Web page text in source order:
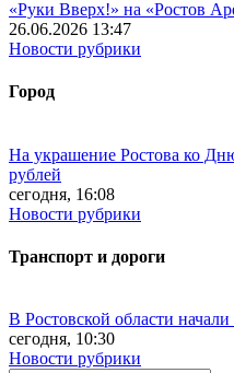
«Руки Вверх!» на «Ростов
26.06.2026 13:47
Новости рубрики
Город
На украшение Ростова ко
рублей
сегодня, 16:08
Новости рубрики
Транспорт и дороги
В Ростовской области
сегодня, 10:30
Новости рубрики